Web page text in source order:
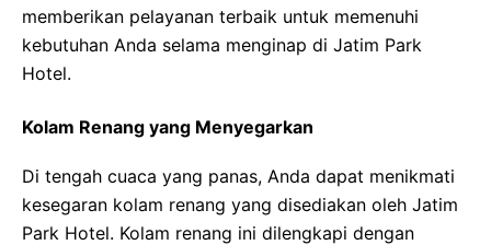
memberikan pelayanan terbaik untuk memenuhi
kebutuhan Anda selama menginap di Jatim Park
Hotel.
Kolam Renang yang Menyegarkan
Di tengah cuaca yang panas, Anda dapat menikmati
kesegaran kolam renang yang disediakan oleh Jatim
Park Hotel. Kolam renang ini dilengkapi dengan